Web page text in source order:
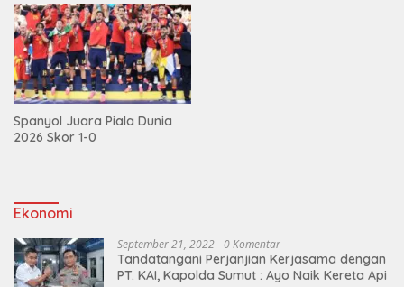
Spanyol Juara Piala Dunia
2026 Skor 1-0
Ekonomi
September 21, 2022 0 Komentar
Tandatangani Perjanjian Kerjasama dengan
PT. KAI, Kapolda Sumut : Ayo Naik Kereta Api